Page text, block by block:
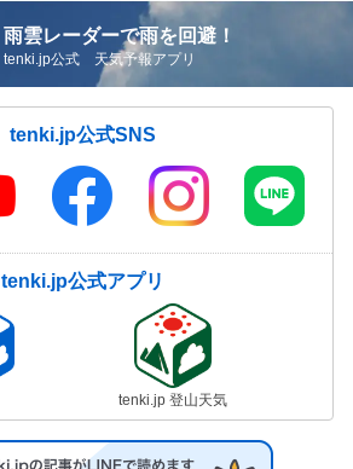
雨雲レーダーで雨を回避！
tenki.jp公式 天気予報アプリ
tenki.jp公式SNS
tenki.jp公式アプリ
tenki.jp 登山天気